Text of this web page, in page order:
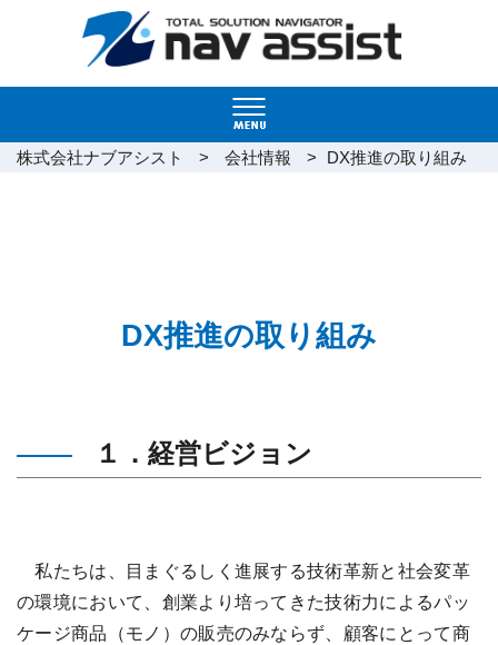
株式会社ナブアシスト > 会社情報 > DX推進の取り組み
DX推進の取り組み
１．経営ビジョン
私たちは、目まぐるしく進展する技術革新と社会変革
の環境において、創業より培ってきた技術力によるパッ
ケージ商品（モノ）の販売のみならず、顧客にとって商